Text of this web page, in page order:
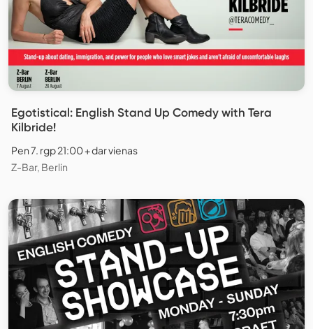
Egotistical: English Stand Up Comedy with Tera
Kilbride!
Pen 7. rgp 21:00 + dar vienas
Z-Bar, Berlin